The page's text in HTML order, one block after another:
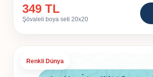
349 TL
Şövaleli boya seti 20x20
Renkli Dünya